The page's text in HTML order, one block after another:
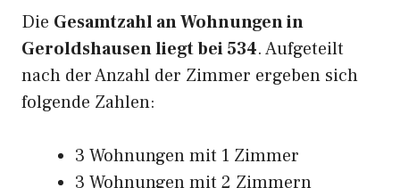
Die Gesamtzahl an Wohnungen in
Geroldshausen liegt bei 534. Aufgeteilt
nach der Anzahl der Zimmer ergeben sich
folgende Zahlen:
3 Wohnungen mit 1 Zimmer
3 Wohnungen mit 2 Zimmern